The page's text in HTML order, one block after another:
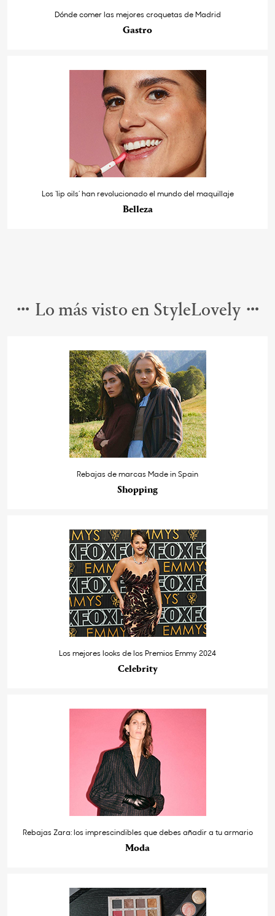
Dónde comer las mejores croquetas de Madrid
Gastro
Los ‘lip oils’ han revolucionado el mundo del maquillaje
Belleza
Lo más visto en StyleLovely
Rebajas de marcas Made in Spain
Shopping
Los mejores looks de los Premios Emmy 2024
Celebrity
Rebajas Zara: los imprescindibles que debes añadir a tu armario
Moda